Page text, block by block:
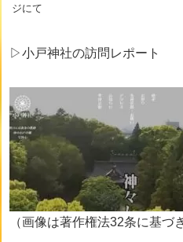
ジにて
▷小戸神社の訪問レポート
（画像は著作権法32条に基づ